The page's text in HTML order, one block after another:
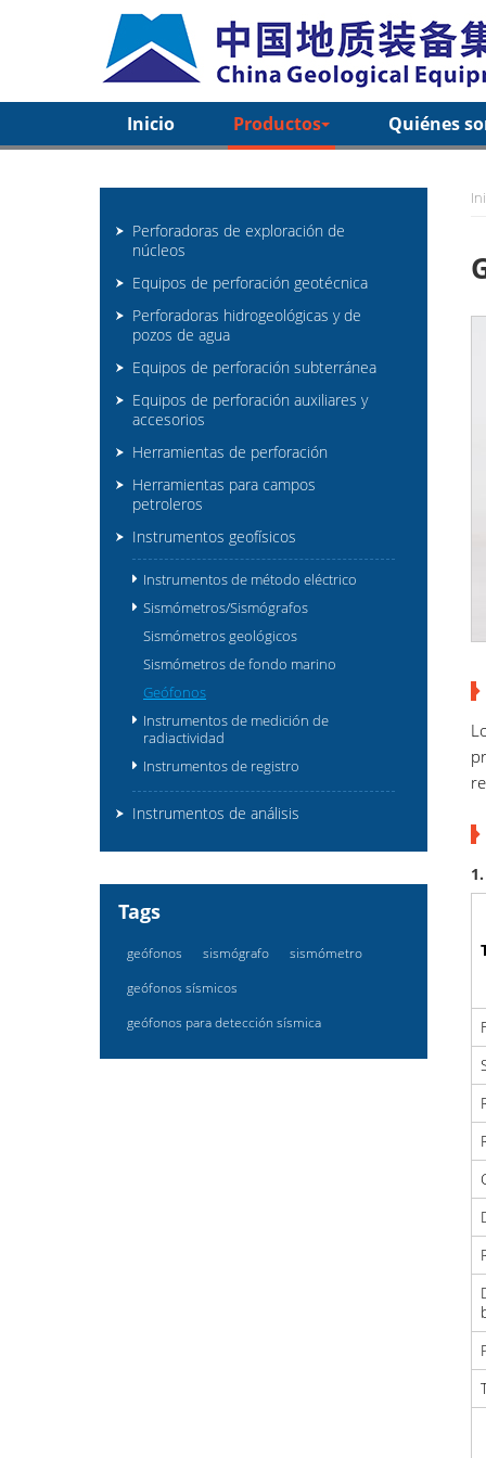
Inicio Productos Quiénes
Perforadoras de exploración de
núcleos
Equipos de perforación geotécnica
Perforadoras hidrogeológicas y de
pozos de agua
Equipos de perforación subterránea
Equipos de perforación auxiliares y
accesorios
Herramientas de perforación
Herramientas para campos
petroleros
Instrumentos geofísicos
Instrumentos de método eléctrico
Sismómetros/Sismógrafos
Sismómetros geológicos
Sismómetros de fondo marino
Geófonos
Instrumentos de medición de
radiactividad
Instrumentos de registro
Instrumentos de análisis
Tags
geófonos sismógrafo
sismómetro
geófonos sísmicos
geófonos para detección sísmica